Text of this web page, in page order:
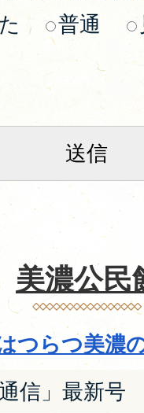
普通
美濃公民
つらつ美濃
信」最新号